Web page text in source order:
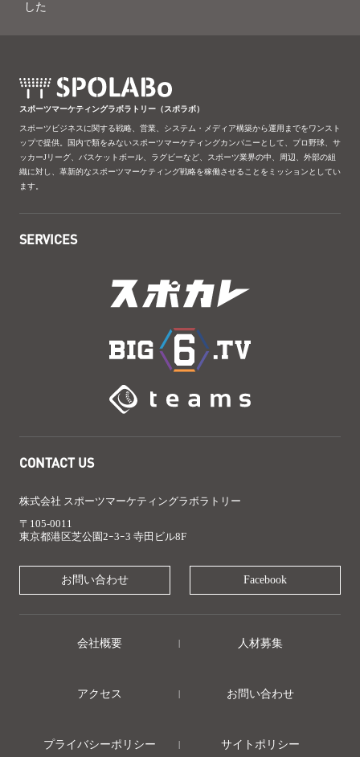
した
スポーツマーケティングラボラトリー（スポラボ）
スポーツビジネスに関する戦略、営業、システム・メディア構築から運用までをワンスト
ップで提供。国内で類をみないスポーツマーケティングカンパニーとして、プロ野球、サ
ッカーJリーグ、バスケットボール、ラグビーなど、スポーツ業界の中、周辺、外部の組
織に対し、革新的なスポーツマーケティング戦略を稼働させることをミッションとしてい
ます。
SERVICES
CONTACT US
株式会社 スポーツマーケティングラボラトリー
〒105-0011
東京都港区芝公園2ｰ3ｰ3 寺田ビル8F
お問い合わせ Facebook
会社概要 人材募集
アクセス お問い合わせ
プライバシーポリシー サイトポリシー